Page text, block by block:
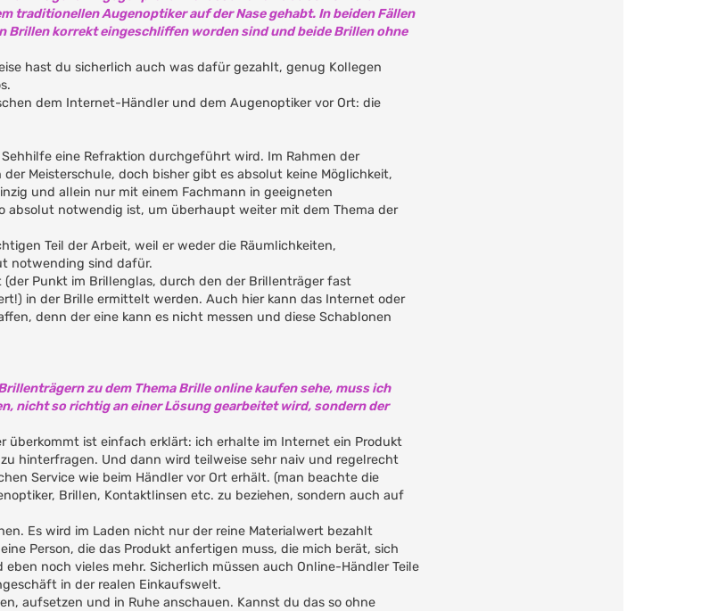
traditionellen Augenoptiker auf der Nase gehabt. In beiden Fällen
Brillen korrekt eingeschliffen worden sind und beide Brillen ohne
hast du sicherlich auch was dafür gezahlt, genug Kollegen
dem Internet-Händler und dem Augenoptiker vor Ort: die
eine Refraktion durchgeführt wird. Im Rahmen der
Meisterschule, doch bisher gibt es absolut keine Möglichkeit,
und allein nur mit einem Fachmann in geeigneten
notwendig ist, um überhaupt weiter mit dem Thema der
Teil der Arbeit, weil er weder die Räumlichkeiten,
notwending sind dafür.
Punkt im Brillenglas, durch den der Brillenträger fast
in der Brille ermittelt werden. Auch hier kann das Internet oder
denn der eine kann es nicht messen und diese Schablonen
zu dem Thema Brille online kaufen sehe, muss ich
nicht so richtig an einer Lösung gearbeitet wird, sondern der
überkommt ist einfach erklärt: ich erhalte im Internet ein Produkt
hinterfragen. Und dann wird teilweise sehr naiv und regelrecht
Service wie beim Händler vor Ort erhält. (man beachte die
Brillen, Kontaktlinsen etc. zu beziehen, sondern auch auf
Es wird im Laden nicht nur der reine Materialwert bezahlt
Person, die das Produkt anfertigen muss, die mich berät, sich
noch vieles mehr. Sicherlich müssen auch Online-Händler Teile
in der realen Einkaufswelt.
aufsetzen und in Ruhe anschauen. Kannst du das so ohne